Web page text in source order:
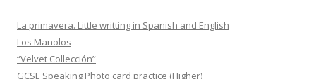
La primavera. Little writting in Spanish and English
Los Manolos
“Velvet Collección”
GCSE Speaking Photo card practice (Higher)